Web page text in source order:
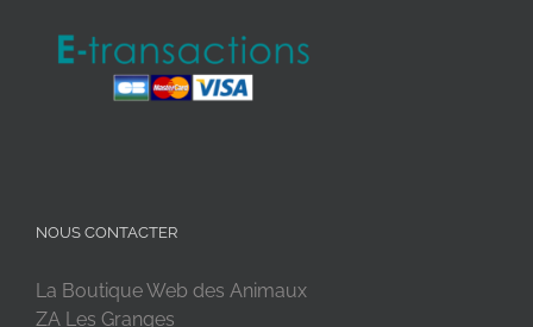
NOUS CONTACTER
La Boutique Web des Animaux
ZA Les Granges